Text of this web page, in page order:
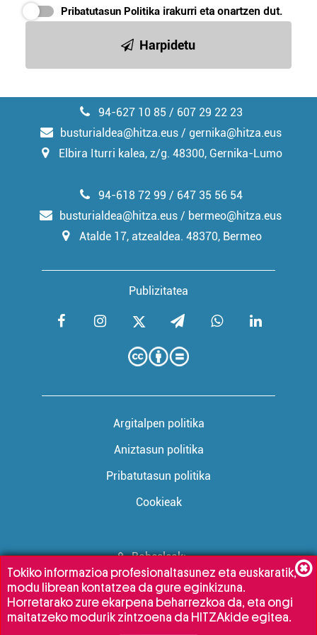
Pribatutasun Politika irakurri eta onartzen dut.
Harpidetu
94-627 10 85 / 607 29 22 23
busturialdea@hitza.eus / gernika@hitza.eus
Elbira Iturri kalea, z/g. 48300, Gernika-Lumo
Publizitatea
94-618 72 99 / 647 35 56 54
busturialdea@hitza.eus / bermeo@hitza.eus
Atalde 17, atzealdea. 48370, Bermeo
Argitalpen politika
Aniztasun politika
Pribatutasun politika
Cookieak
Babesleak:
Tokiko informazioa profesionaltasunez eta euskaratik,
modu librean kontatzea da gure eginkizuna.
Horretarako zure ekarpena beharrezkoa da, eta ongi
maitatzeko modurik zintzoena da HITZAkide egitea.